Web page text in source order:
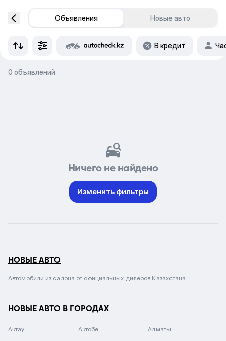
Объявления Новые авто
В кредит
0 объявлений
Ничего не найдено
Изменить фильтры
НОВЫЕ АВТО
Автомобили из салона от официальных дилеров Казахстана.
НОВЫЕ АВТО В ГОРОДАХ
Актау Актобе Алматы